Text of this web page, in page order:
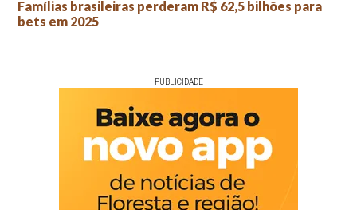
Famílias brasileiras perderam R$ 62,5 bilhões para
bets em 2025
PUBLICIDADE